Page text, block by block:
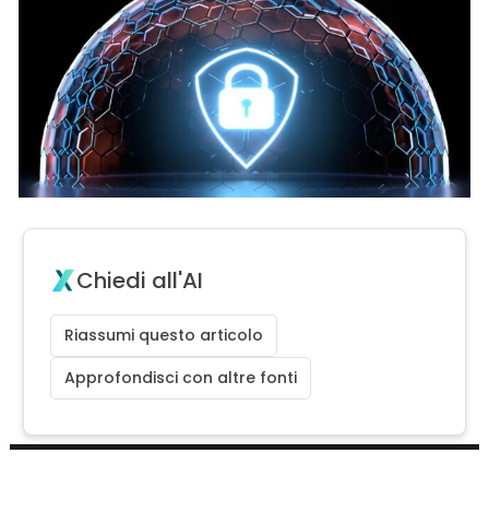
Chiedi all'AI
Riassumi questo articolo
Approfondisci con altre fonti